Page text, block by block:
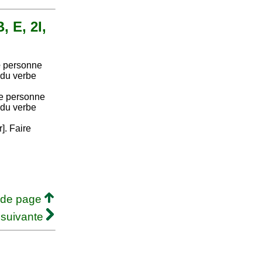
E, 2I,
personne
verbe
personne
verbe
Faire
page